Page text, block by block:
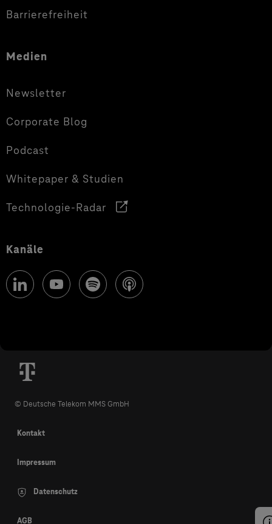
Barrierefreiheit
Medien
Newsletter
Corporate Blog
Podcast
Whitepaper & Studien
Technologie-Radar
Kanäle
© Deutsche Telekom MMS GmbH
Kontakt
Impressum
Datenschutz
AGB